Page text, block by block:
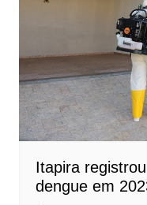
Itapira
dengue em